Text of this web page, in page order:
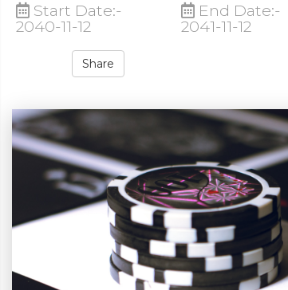
Start Date:-
2040-11-12
End Date:-
2041-11-12
Share